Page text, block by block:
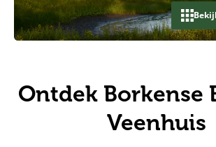
Ontdek Borkense
Veenhuis